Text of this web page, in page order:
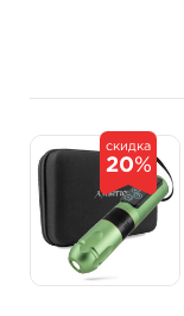
скидка
20%